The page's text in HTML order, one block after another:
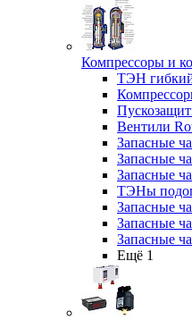
Компрессоры и
ТЭН
Вентили
Запасные
Запасные
Запасные
ТЭНы
Запасные
Запасные
Запасные
Ещё 1